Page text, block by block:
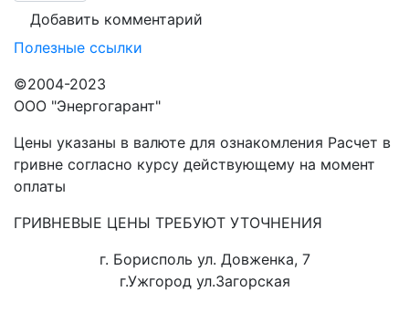
Полезные ссылки
©2004-2023
ООО "Энергогарант"
Цены указаны в валюте для ознакомления Расчет в
гривне согласно курсу действующему на момент
оплаты
ГРИВНЕВЫЕ ЦЕНЫ ТРЕБУЮТ УТОЧНЕНИЯ
г. Борисполь ул. Довженка, 7
г.Ужгород ул.Загорская